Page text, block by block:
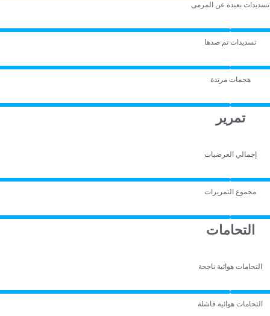
تسديدات بعيدة عن المرمى
تسديدات تم صدها
هجمات مرتدة
تمرير
إجمالي العرضيات
مجموع التمريرات
التحامات
التحامات هوائية ناجحة
التحامات هوائية فاشلة